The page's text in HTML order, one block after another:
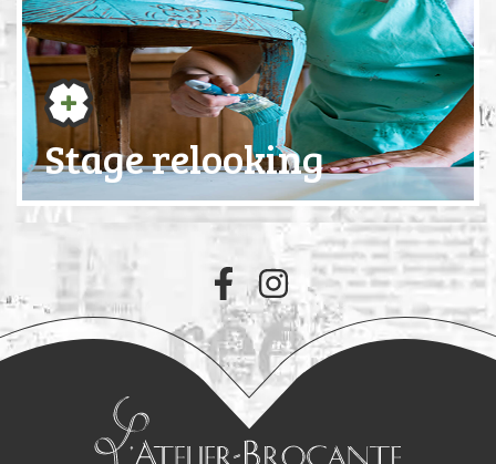
Stage relooking